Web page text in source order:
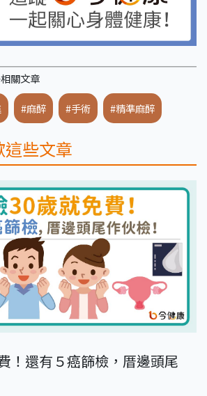
關文章
#麻醉 #手術 #精準麻醉
些文章
！還有５癌篩檢，厝邊頭尾